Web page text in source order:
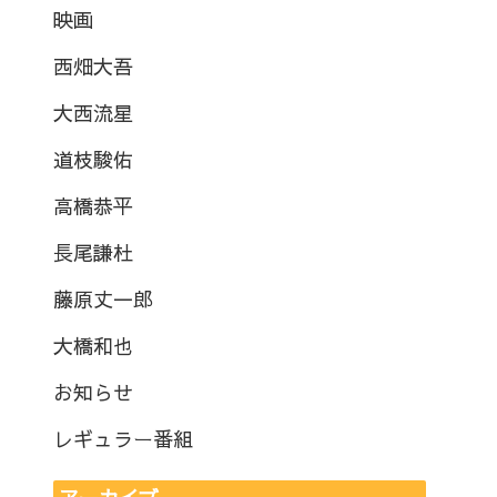
映画
西畑大吾
大西流星
道枝駿佑
高橋恭平
長尾謙杜
藤原丈一郎
大橋和也
お知らせ
レギュラー番組